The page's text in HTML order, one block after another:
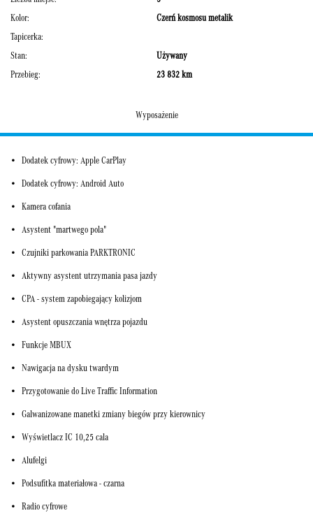
Kolor: Czerń kosmosu metalik
Tapicerka:
Stan: Używany
Przebieg: 23 832 km
Wyposażenie
Dodatek cyfrowy: Apple CarPlay
Dodatek cyfrowy: Android Auto
Kamera cofania
Asystent "martwego pola"
Czujniki parkowania PARKTRONIC
Aktywny asystent utrzymania pasa jazdy
CPA - system zapobiegający kolizjom
Asystent opuszczania wnętrza pojazdu
Funkcje MBUX
Nawigacja na dysku twardym
Przygotowanie do Live Traffic Information
Galwanizowane manetki zmiany biegów przy kierownicy
Wyświetlacz IC 10,25 cala
Alufelgi
Podsufitka materiałowa - czarna
Radio cyfrowe